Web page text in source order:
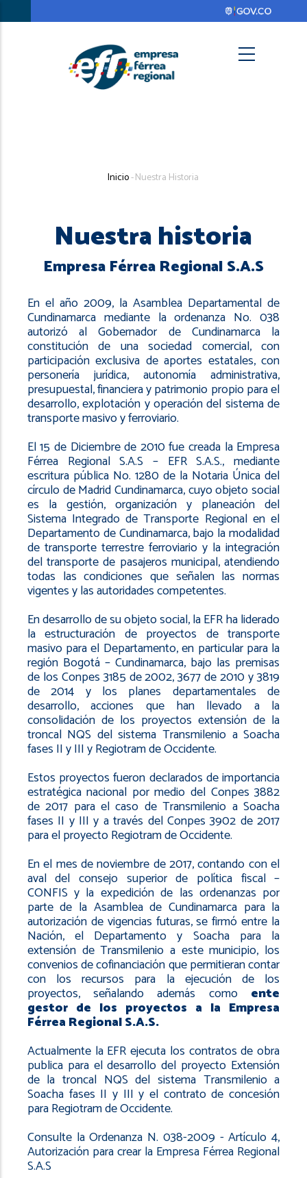
contenido
Sobrescribir
de
ayuda
a
navegación
Inicio-Nuestra Historia
Nuestra historia
Empresa Férrea Regional S.A.S
En el año 2009, la Asamblea Departamental de
Cundinamarca mediante la ordenanza No. 038
autorizó al Gobernador de Cundinamarca la
constitución de una sociedad comercial, con
participación exclusiva de aportes estatales, con
personería jurídica, autonomía administrativa,
presupuestal, financiera y patrimonio propio para el
desarrollo, explotación y operación del sistema de
transporte masivo y ferroviario.
El 15 de Diciembre de 2010 fue creada la Empresa
Férrea Regional S.A.S – EFR S.A.S., mediante
escritura pública No. 1280 de la Notaria Única del
círculo de Madrid Cundinamarca, cuyo objeto social
es la gestión, organización y planeación del
Sistema Integrado de Transporte Regional en el
Departamento de Cundinamarca, bajo la modalidad
de transporte terrestre ferroviario y la integración
del transporte de pasajeros municipal, atendiendo
todas las condiciones que señalen las normas
vigentes y las autoridades competentes.
En desarrollo de su objeto social, la EFR ha liderado
la estructuración de proyectos de transporte
masivo para el Departamento, en particular para la
región Bogotá – Cundinamarca, bajo las premisas
de los Conpes 3185 de 2002, 3677 de 2010 y 3819
de 2014 y los planes departamentales de
desarrollo, acciones que han llevado a la
consolidación de los proyectos extensión de la
troncal NQS del sistema Transmilenio a Soacha
fases II y III y Regiotram de Occidente.
Estos proyectos fueron declarados de importancia
estratégica nacional por medio del Conpes 3882
de 2017 para el caso de Transmilenio a Soacha
fases II y III y a través del Conpes 3902 de 2017
para el proyecto Regiotram de Occidente.
En el mes de noviembre de 2017, contando con el
aval del consejo superior de política fiscal –
CONFIS y la expedición de las ordenanzas por
parte de la Asamblea de Cundinamarca para la
autorización de vigencias futuras, se firmó entre la
Nación, el Departamento y Soacha para la
extensión de Transmilenio a este municipio, los
convenios de cofinanciación que permitieran contar
con los recursos para la ejecución de los
proyectos, señalando además como ente
gestor de los proyectos a la Empresa
Férrea Regional S.A.S.
Actualmente la EFR ejecuta los contratos de obra
publica para el desarrollo del proyecto Extensión
de la troncal NQS del sistema Transmilenio a
Soacha fases II y III y el contrato de concesión
para Regiotram de Occidente.
Consulte laOrdenanza N. 038-2009 - Artículo 4,
Autorización para crear la Empresa Férrea Regional
S.A.S